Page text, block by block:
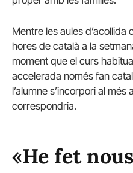
Mentre les aules
hores de català a la
moment que el curs
accelerada només fan
l’alumne s’incorpori al
correspondria.
«He fet